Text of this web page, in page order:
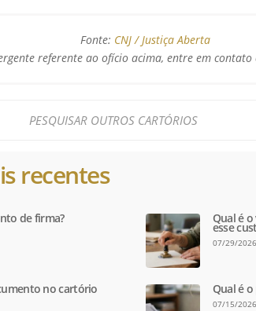
Fonte: CNJ / Justiça Aberta
referente ao ofício acima, entre em
recentes
de firma? Qual é
esse
07/29/2026
no cartório Qual é
07/15/2026